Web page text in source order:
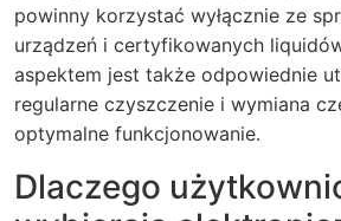
powinny korzystać wyłącznie ze
urządzeń i certyfikowanych
aspektem jest także odpowiednie
regularne czyszczenie i wymiana
optymalne funkcjonowanie.
Dlaczego